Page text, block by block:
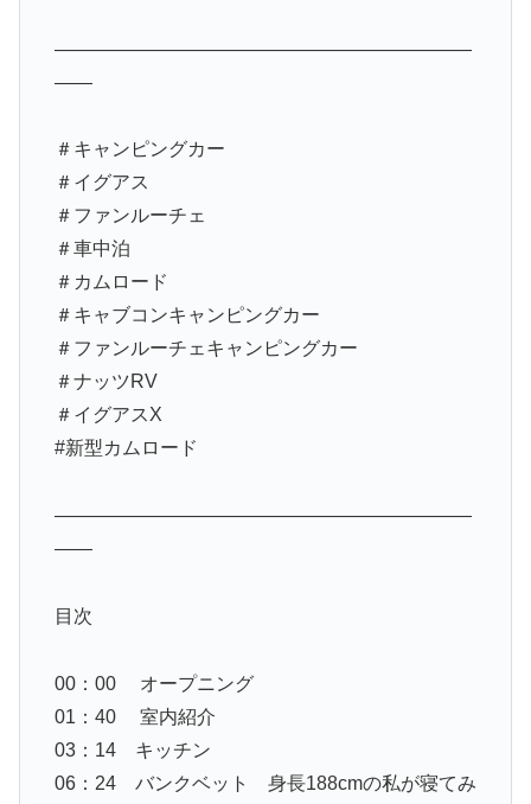
——————————————————————
——
＃キャンピングカー
＃イグアス
＃ファンルーチェ
＃車中泊
＃カムロード
＃キャブコンキャンピングカー
＃ファンルーチェキャンピングカー
＃ナッツRV
＃イグアスX
#新型カムロード
——————————————————————
——
目次
00：00 オープニング
01：40 室内紹介
03：14 キッチン
06：24 バンクベット 身長188cmの私が寝てみ